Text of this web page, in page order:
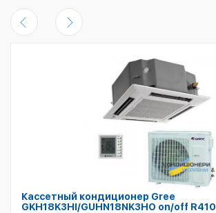
Кассетный кондиционер Gree
GKH18K3HI/GUHN18NK3HO on/off R410